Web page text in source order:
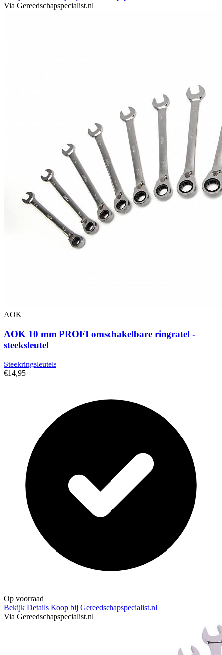
Via Gereedschapspecialist.nl
AOK
AOK 10 mm PROFI omschakelbare ringratel -
steeksleutel
Steekringsleutels
€14,95
Op voorraad
Bekijk Details Koop bij Gereedschapspecialist.nl
Via Gereedschapspecialist.nl